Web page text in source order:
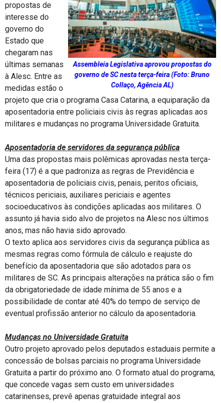
Assembleia Legislativa aprovou propostas do
governo de SC nesta terça-feira (Foto: Bruno
Collaço, Agência AL)
propostas de
interesse do
governo do
Estado que
chegaram nas
últimas semanas
à Alesc. Entre as
medidas estão o
projeto que cria o programa Casa Catarina, a equiparação da
aposentadoria entre policiais civis às regras aplicadas aos
militares e mudanças no programa Universidade Gratuita.
Aposentadoria de servidores da segurança pública
Uma das propostas mais polêmicas aprovadas nesta terça-
feira (17) é a que padroniza as regras de Previdência e
aposentadoria de policiais civis, penais, peritos oficiais,
técnicos periciais, auxiliares periciais e agentes
socioeducativos às condições aplicadas aos militares. O
assunto já havia sido alvo de projetos na Alesc nos últimos
anos, mas não havia sido aprovado.
O texto aplica aos servidores civis da segurança pública as
mesmas regras como fórmula de cálculo e reajuste do
benefício da aposentadoria que são adotados para os
militares de SC. As principais alterações na prática são o fim
da obrigatoriedade de idade mínima de 55 anos e a
possibilidade de contar até 40% do tempo de serviço de
eventual profissão anterior no cálculo da aposentadoria.
Mudanças no Universidade Gratuita
Outro projeto aprovado pelos deputados estaduais permite a
concessão de bolsas parciais no programa Universidade
Gratuita a partir do próximo ano. O formato atual do programa,
que concede vagas sem custo em universidades
catarinenses, prevê apenas gratuidade integral aos